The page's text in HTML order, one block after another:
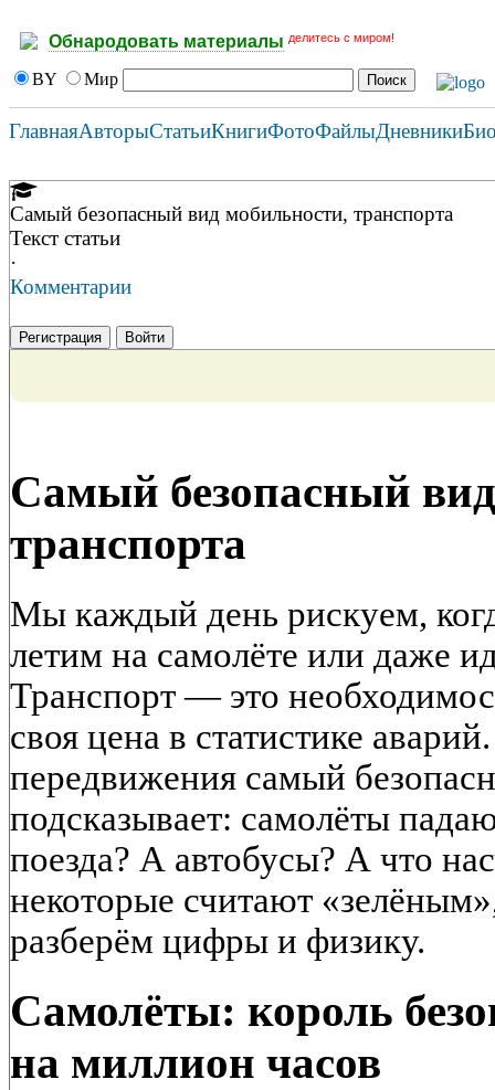
Обнародовать материалы делитесь с миром!
BY Мир
ГлавнаяАвторыСтатьиКнигиФотоФайлыДневники
Самый безопасный вид мобильности, транспорта
Текст статьи
·
Комментарии
Регистрация Войти
Самый безопасный
транспорта
Мы каждый день рискуем,
летим на самолёте или даже
Транспорт — это
своя цена в статистике
передвижения самый
подсказывает: самолёты
поезда? А автобусы? А что
некоторые считают
разберём цифры и физику.
Самолёты: король
на миллион часов